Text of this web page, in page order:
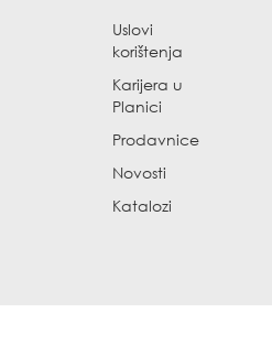
Uslovi
korištenja
Karijera u
Planici
Prodavnice
Novosti
Katalozi